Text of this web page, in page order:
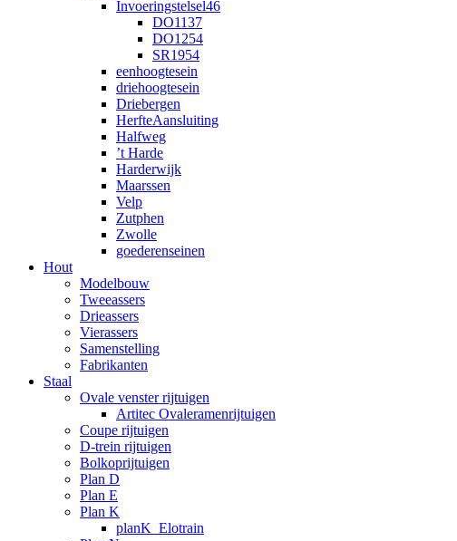
Invoeringstelsel46
DO1137
DO1254
SR1954
eenhoogtesein
driehoogtesein
Driebergen
HerfteAansluiting
Halfweg
’t Harde
Harderwijk
Maarssen
Velp
Zutphen
Zwolle
goederenseinen
Hout
Modelbouw
Tweeassers
Drieassers
Vierassers
Samenstelling
Fabrikanten
Staal
Ovale venster rijtuigen
Artitec Ovaleramenrijtuigen
Coupe rijtuigen
D-trein rijtuigen
Bolkoprijtuigen
Plan D
Plan E
Plan K
planK_Elotrain